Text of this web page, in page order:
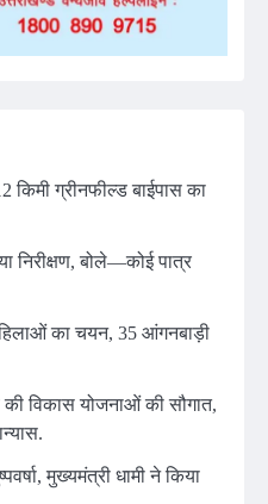
किमी ग्रीनफील्ड बाईपास का
निरीक्षण, बोले—कोई पात्र
का चयन, 35 आंगनबाड़ी
विकास योजनाओं की सौगात,
मुख्यमंत्री धामी ने किया